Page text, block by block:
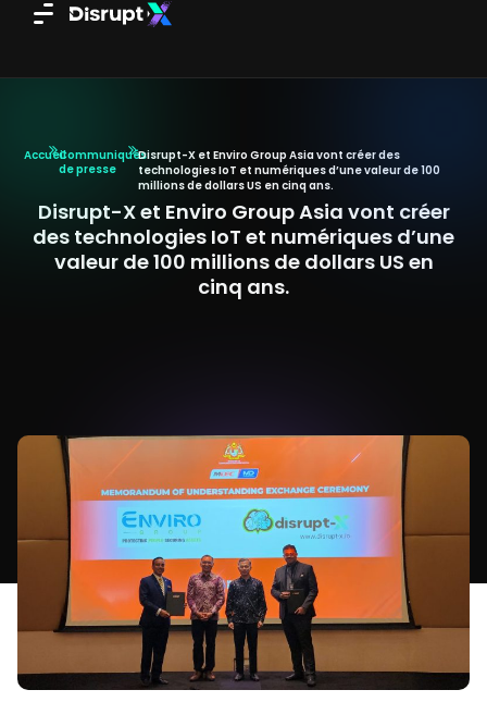
AccueilCommuniqués
de presse
Disrupt-X et Enviro Group Asia vont créer des
technologies IoT et numériques d’une valeur de 100
millions de dollars US en cinq ans.
Disrupt-X et Enviro Group Asia vont créer
des technologies IoT et numériques d’une
valeur de 100 millions de dollars US en
cinq ans.